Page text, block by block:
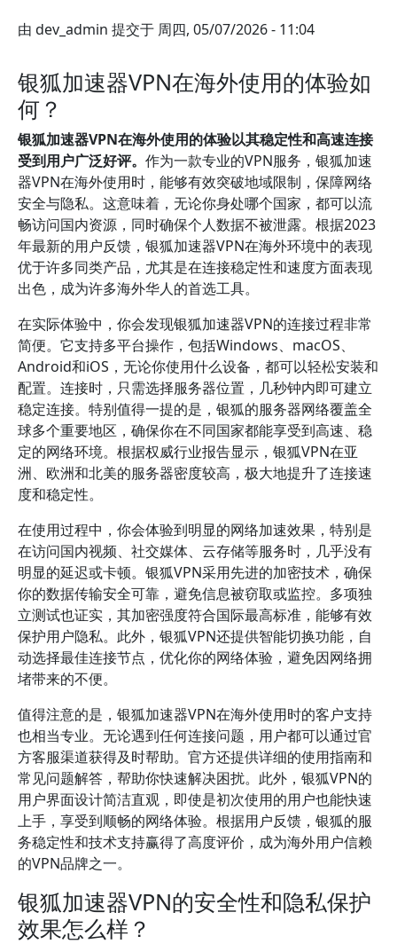
由 dev_admin 提交于 周四, 05/07/2026 - 11:04
银狐加速器VPN在海外使用的体验如
何？
银狐加速器VPN在海外使用的体验以其稳定性和高速连接
受到用户广泛好评。 作为一款专业的VPN服务，银狐加速
器VPN在海外使用时，能够有效突破地域限制，保障网络
安全与隐私。这意味着，无论你身处哪个国家，都可以流
畅访问国内资源，同时确保个人数据不被泄露。根据2023
年最新的用户反馈，银狐加速器VPN在海外环境中的表现
优于许多同类产品，尤其是在连接稳定性和速度方面表现
出色，成为许多海外华人的首选工具。
在实际体验中，你会发现银狐加速器VPN的连接过程非常
简便。它支持多平台操作，包括Windows、macOS、
Android和iOS，无论你使用什么设备，都可以轻松安装和
配置。连接时，只需选择服务器位置，几秒钟内即可建立
稳定连接。特别值得一提的是，银狐的服务器网络覆盖全
球多个重要地区，确保你在不同国家都能享受到高速、稳
定的网络环境。根据权威行业报告显示，银狐VPN在亚
洲、欧洲和北美的服务器密度较高，极大地提升了连接速
度和稳定性。
在使用过程中，你会体验到明显的网络加速效果，特别是
在访问国内视频、社交媒体、云存储等服务时，几乎没有
明显的延迟或卡顿。银狐VPN采用先进的加密技术，确保
你的数据传输安全可靠，避免信息被窃取或监控。多项独
立测试也证实，其加密强度符合国际最高标准，能够有效
保护用户隐私。此外，银狐VPN还提供智能切换功能，自
动选择最佳连接节点，优化你的网络体验，避免因网络拥
堵带来的不便。
值得注意的是，银狐加速器VPN在海外使用时的客户支持
也相当专业。无论遇到任何连接问题，用户都可以通过官
方客服渠道获得及时帮助。官方还提供详细的使用指南和
常见问题解答，帮助你快速解决困扰。此外，银狐VPN的
用户界面设计简洁直观，即使是初次使用的用户也能快速
上手，享受到顺畅的网络体验。根据用户反馈，银狐的服
务稳定性和技术支持赢得了高度评价，成为海外用户信赖
的VPN品牌之一。
银狐加速器VPN的安全性和隐私保护
效果怎么样？